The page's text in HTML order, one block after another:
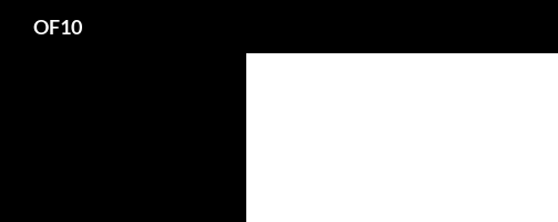
OF10